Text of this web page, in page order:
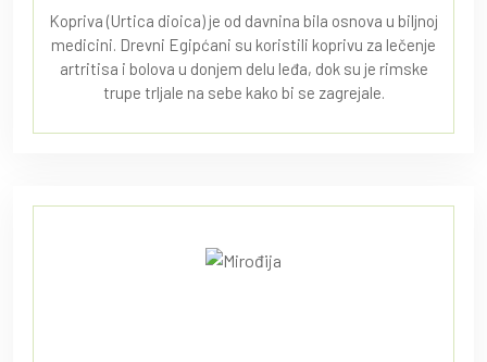
Kopriva (Urtica dioica) je od davnina bila osnova u biljnoj
medicini. Drevni Egipćani su koristili koprivu za lečenje
artritisa i bolova u donjem delu leđa, dok su je rimske
trupe trljale na sebe kako bi se zagrejale.